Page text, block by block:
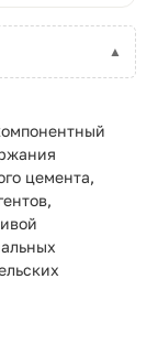
цемента,